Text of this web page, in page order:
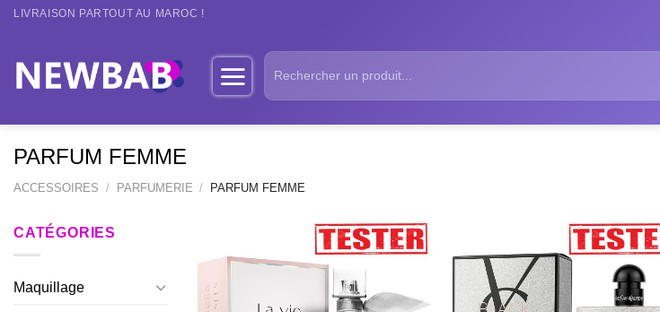
Passer
LIVRAISON PARTOUT AU MAROC !
Recherche
pour :
PARFUM FEMME
ACCESSOIRES / PARFUMERIE / PARFUM FEMME
CATÉGORIES
Maquillage